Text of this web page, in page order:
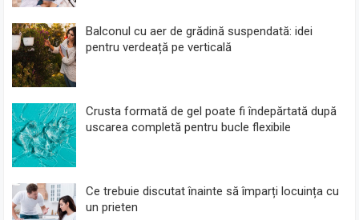
Balconul cu aer de grădină suspendată: idei
pentru verdeață pe verticală
Crusta formată de gel poate fi îndepărtată după
uscarea completă pentru bucle flexibile
Ce trebuie discutat înainte să împarți locuința cu
un prieten